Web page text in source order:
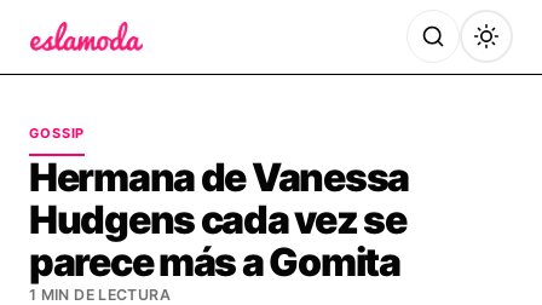
GOSSIP
Hermana de Vanessa
Hudgens cada vez se
parece más a Gomita
1 MIN DE LECTURA